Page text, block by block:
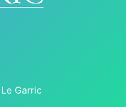
Garric